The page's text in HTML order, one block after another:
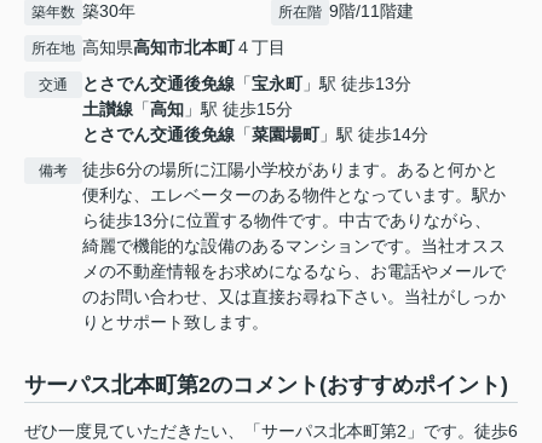
築年数 築30年 所在階 9階/11階建
所在地 高知県高知市北本町４丁目
交通 とさでん交通後免線 「宝永町」駅 徒歩13分
土讃線 「高知 」駅 徒歩15分
とさでん交通後免線 「菜園場町」駅 徒歩14分
備考
徒歩6分の場所に江陽小学校があります。あると何かと
便利な、エレベーターのある物件となっています。駅か
ら徒歩13分に位置する物件です。中古でありながら、
綺麗で機能的な設備のあるマンションです。当社オスス
メの不動産情報をお求めになるなら、お電話やメールで
のお問い合わせ、又は直接お尋ね下さい。当社がしっか
りとサポート致します。
サーパス北本町第2のコメント(おすすめポイント)
ぜひ一度見ていただきたい、「サーパス北本町第2」です。徒歩6